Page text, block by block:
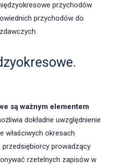
przychodów
przychodów do
są ważnym elementem
dokładne uwzględnienie
właściwych okresach
prowadzący
rzetelnych zapisów w